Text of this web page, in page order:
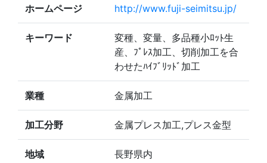
ホームページ http://www.fuji-seimitsu.jp/
キーワード
変種、変量、多品種小ﾛｯﾄ生
産、ﾌﾟﾚｽ加工、切削加工を合
わせたﾊｲﾌﾞﾘｯﾄﾞ加工
業種 金属加工
加工分野 金属プレス加工,プレス金型
地域 長野県内